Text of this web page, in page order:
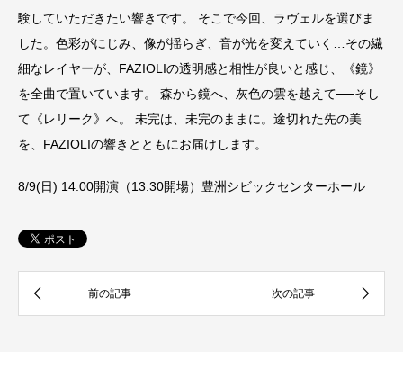
験していただきたい響きです。 そこで今回、ラヴェルを選びま
した。色彩がにじみ、像が揺らぎ、音が光を変えていく…その繊
細なレイヤーが、FAZIOLIの透明感と相性が良いと感じ、《鏡》
を全曲で置いています。 森から鏡へ、灰色の雲を越えて──そし
て《レリーク》へ。 未完は、未完のままに。途切れた先の美
を、FAZIOLIの響きとともにお届けします。
8/9(日) 14:00開演（13:30開場）豊洲シビックセンターホール